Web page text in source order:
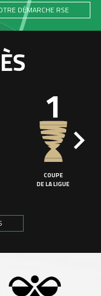
DÉMARCHE RSE
1
COUPE
DE LA LIGUE